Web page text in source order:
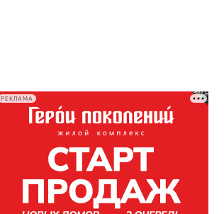
РЕКЛАМА